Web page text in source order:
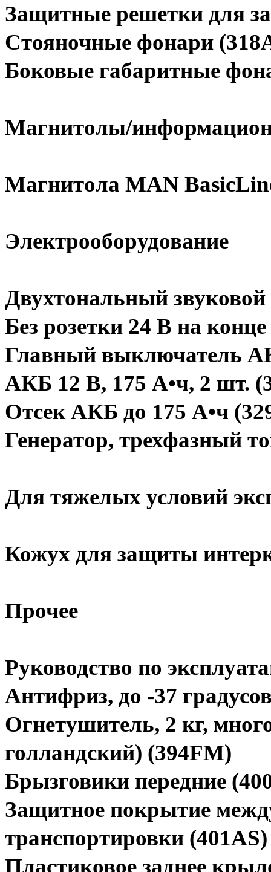
Защитные решетки для
Стояночные фонари
Боковые габаритные
Магнитолы/
Магнитола MAN
Электрооборудование
Двухтональный звуковой
Без розетки 24 В на
Главный выключатель
АКБ 12 В, 175 А•ч, 2 шт.
Отсек АКБ до 175 А•ч
Генератор, трехфазный
Для тяжелых условий
Кожух для защиты
Прочее
Руководство по
Антифриз, до -37
Огнетушитель, 2 кг,
голландский) (394FM)
Брызговики передние
Защитное покрытие
транспортировки (401AS)
Пластиковое заднее